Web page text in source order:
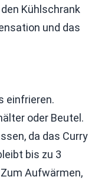
Kühlschrank
und das
einfrieren.
oder Beutel.
da das Curry
bis zu 3
Aufwärmen,